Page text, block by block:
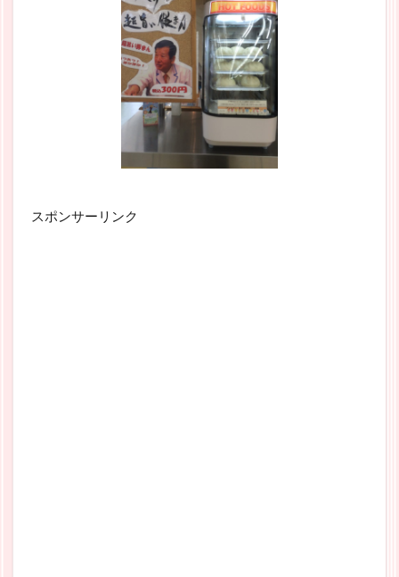
スポンサーリンク